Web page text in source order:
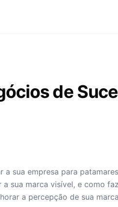
de
sua empresa para
sua marca visível, e como
a percepção de sua